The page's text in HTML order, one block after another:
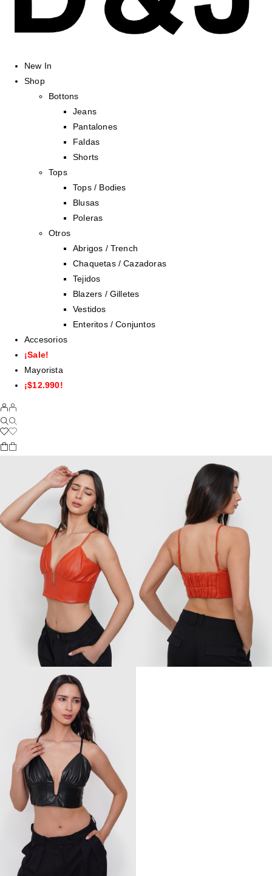
New In
Shop
Bottons
Jeans
Pantalones
Faldas
Shorts
Tops
Tops / Bodies
Blusas
Poleras
Otros
Abrigos / Trench
Chaquetas / Cazadoras
Tejidos
Blazers / Gilletes
Vestidos
Enteritos / Conjuntos
Accesorios
¡Sale!
Mayorista
¡$12.990!